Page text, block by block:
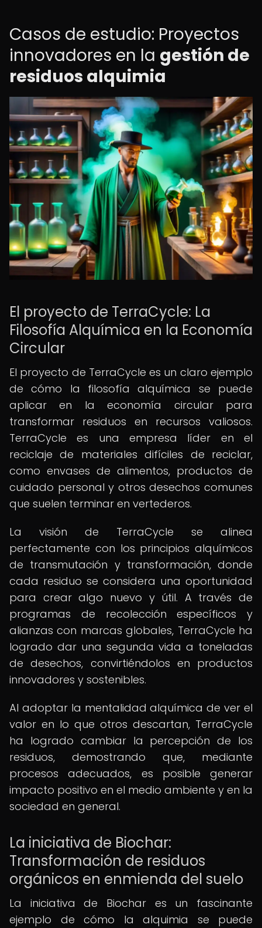
Casos de estudio: Proyectos
innovadores en la gestión de
residuos alquimia
El proyecto de TerraCycle: La
Filosofía Alquímica en la Economía
Circular
El proyecto de TerraCycle es un claro ejemplo
de cómo la filosofía alquímica se puede
aplicar en la economía circular para
transformar residuos en recursos valiosos.
TerraCycle es una empresa líder en el
reciclaje de materiales difíciles de reciclar,
como envases de alimentos, productos de
cuidado personal y otros desechos comunes
que suelen terminar en vertederos.
La visión de TerraCycle se alinea
perfectamente con los principios alquímicos
de transmutación y transformación, donde
cada residuo se considera una oportunidad
para crear algo nuevo y útil. A través de
programas de recolección específicos y
alianzas con marcas globales, TerraCycle ha
logrado dar una segunda vida a toneladas
de desechos, convirtiéndolos en productos
innovadores y sostenibles.
Al adoptar la mentalidad alquímica de ver el
valor en lo que otros descartan, TerraCycle
ha logrado cambiar la percepción de los
residuos, demostrando que, mediante
procesos adecuados, es posible generar
impacto positivo en el medio ambiente y en la
sociedad en general.
La iniciativa de Biochar:
Transformación de residuos
orgánicos en enmienda del suelo
La iniciativa de Biochar es un fascinante
ejemplo de cómo la alquimia se puede